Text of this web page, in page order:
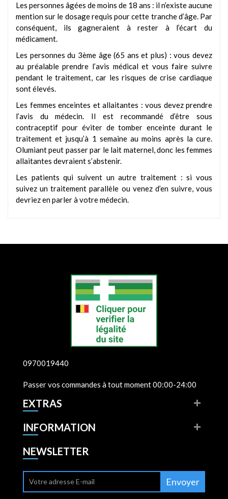
Les personnes âgées de moins de 18 ans : il n’existe aucune
mention sur le dosage requis pour cette tranche d’âge. Par
conséquent, ils gagneraient à rester à l’écart du
médicament.
Les personnes du 3ème âge (65 ans et plus) : vous devez
au préalable prendre l’avis médical et vous faire suivre
pendant le traitement, car les risques de crise cardiaque
sont élevés.
Les femmes enceintes et allaitantes : vous devez prendre
l’avis du médecin. Il est recommandé d’être sous
contraceptif pour éviter de tomber enceinte durant le
traitement et jusqu’à 1 semaine au moins après la cure.
Olumiant peut passer par le lait maternel, donc les femmes
allaitantes devraient s’abstenir.
Les patients qui suivent un autre traitement : si vous
suivez un traitement parallèle ou venez d’en suivre, vous
devriez en parler à votre médecin.
0970019440
Passer vos commandes à tout moment 00:00-24:00
EXTRAS
INFORMATION
NEWSLETTER
Envoyer